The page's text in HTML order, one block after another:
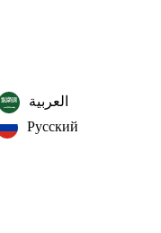
العربية‏
Русский